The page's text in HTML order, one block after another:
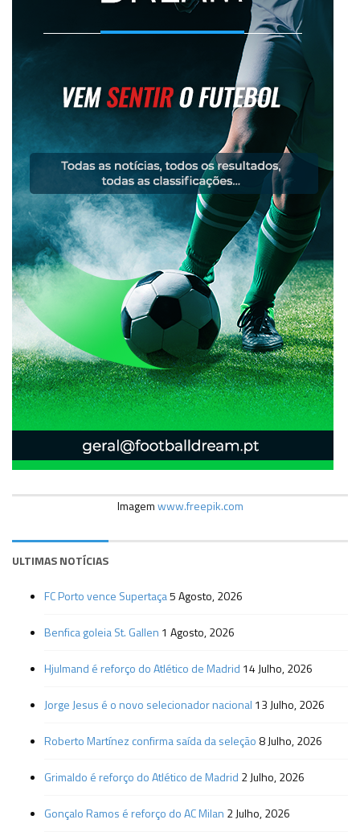
Imagemwww.freepik.com
ULTIMAS NOTÍCIAS
FC Porto vence Supertaça5 Agosto, 2026
Benfica goleia St. Gallen 1 Agosto, 2026
Hjulmand é reforço do Atlético de Madrid 14 Julho, 2026
Jorge Jesus é o novo selecionador nacional 13 Julho, 2026
Roberto Martínez confirma saída da seleção 8 Julho, 2026
Grimaldo é reforço do Atlético de Madrid 2 Julho, 2026
Gonçalo Ramos é reforço do AC Milan 2 Julho, 2026